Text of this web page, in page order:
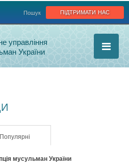
підтримати нас
Пошук
управління
України
Популярні
мусульман України